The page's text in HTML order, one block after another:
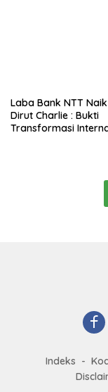
Laba Bank NTT Naik
Dirut Charlie : Bukti
Transformasi
Indeks